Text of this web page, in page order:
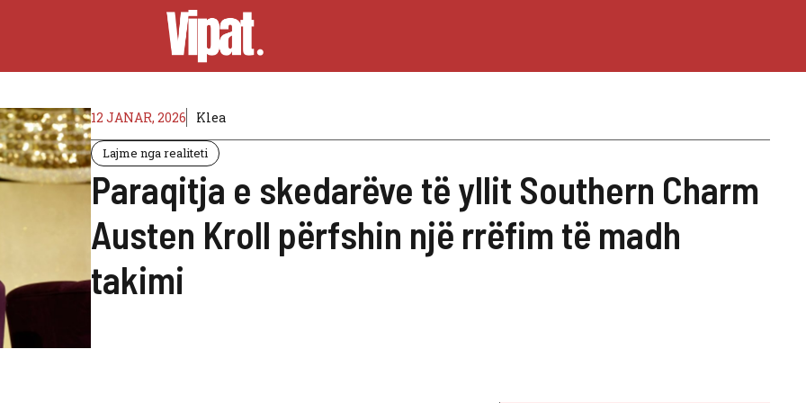
12 JANAR, 2026 Klea
Lajme nga realiteti
Paraqitja e skedarëve të yllit Southern Charm
Austen Kroll përfshin një rrëfim të madh
takimi